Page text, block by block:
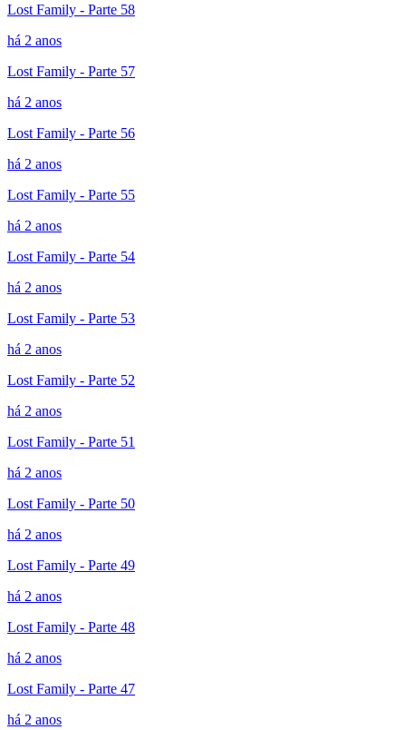
Lost Family - Parte 58
há 2 anos
Lost Family - Parte 57
há 2 anos
Lost Family - Parte 56
há 2 anos
Lost Family - Parte 55
há 2 anos
Lost Family - Parte 54
há 2 anos
Lost Family - Parte 53
há 2 anos
Lost Family - Parte 52
há 2 anos
Lost Family - Parte 51
há 2 anos
Lost Family - Parte 50
há 2 anos
Lost Family - Parte 49
há 2 anos
Lost Family - Parte 48
há 2 anos
Lost Family - Parte 47
há 2 anos